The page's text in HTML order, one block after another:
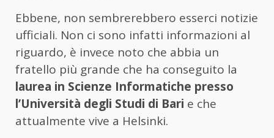
Ebbene, non sembrerebbero esserci notizie
ufficiali. Non ci sono infatti informazioni al
riguardo, è invece noto che abbia un
fratello più grande che ha conseguito la
laurea in Scienze Informatiche presso
l’Università degli Studi di Bari e che
attualmente vive a Helsinki.